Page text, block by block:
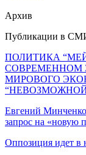
Архив
Публикации в
ПОЛИТИКА
СОВРЕМЕННОМ
МИРОВОГО
Евгений
запрос на «новую
Оппозиция идет в